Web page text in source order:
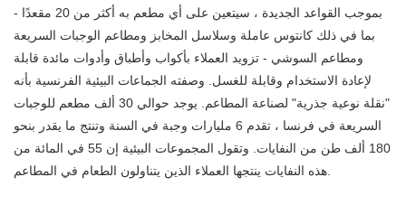
بموجب القواعد الجديدة ، سيتعين على أي مطعم به أكثر من 20 مقعدًا -
بما في ذلك كانتوس عاملة وسلاسل المخابز ومطاعم الوجبات السريعة
ومطاعم السوشي - تزويد العملاء بأكواب وأطباق وأدوات مائدة قابلة
لإعادة الاستخدام وقابلة للغسل. وصفته الجماعات البيئية الفرنسية بأنه
"نقلة نوعية جذرية" لصناعة المطاعم. يوجد حوالي 30 ألف مطعم للوجبات
السريعة في فرنسا ، تقدم 6 مليارات وجبة في السنة وتنتج ما يقدر بنحو
180 ألف طن من النفايات. وتقول المجموعات البيئية إن 55 في المائة من